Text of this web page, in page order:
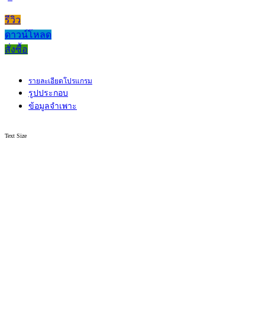
รีวิว
ดาวน์โหลด
สั่งซื้อ
รายละเอียดโปรแกรม
รูปประกอบ
ข้อมูลจำเพาะ
Text Size